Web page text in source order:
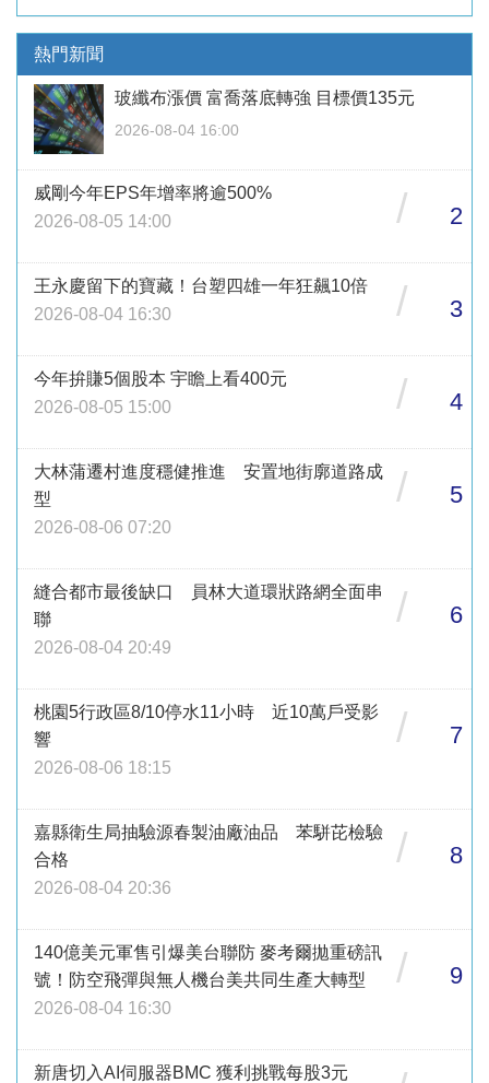
熱門新聞
玻纖布漲價 富喬落底轉強 目標價135元
2026-08-04 16:00
威剛今年EPS年增率將逾500%
2026-08-05 14:00
/ 2
王永慶留下的寶藏！台塑四雄一年狂飆10倍
2026-08-04 16:30
/ 3
今年拚賺5個股本 宇瞻上看400元
2026-08-05 15:00
/ 4
大林蒲遷村進度穩健推進 安置地街廓道路成
型
2026-08-06 07:20
/ 5
縫合都市最後缺口 員林大道環狀路網全面串
聯
2026-08-04 20:49
/ 6
桃園5行政區8/10停水11小時 近10萬戶受影
響
2026-08-06 18:15
/ 7
嘉縣衛生局抽驗源春製油廠油品 苯駢芘檢驗
合格
2026-08-04 20:36
/ 8
140億美元軍售引爆美台聯防 麥考爾拋重磅訊
號！防空飛彈與無人機台美共同生產大轉型
2026-08-04 16:30
/ 9
新唐切入AI伺服器BMC 獲利挑戰每股3元